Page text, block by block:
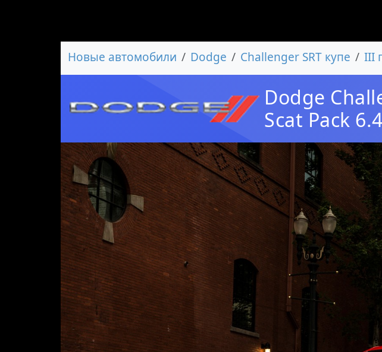
Новые автомобили Dodge Challenger SRT купе III
Dodge
Scat Pack